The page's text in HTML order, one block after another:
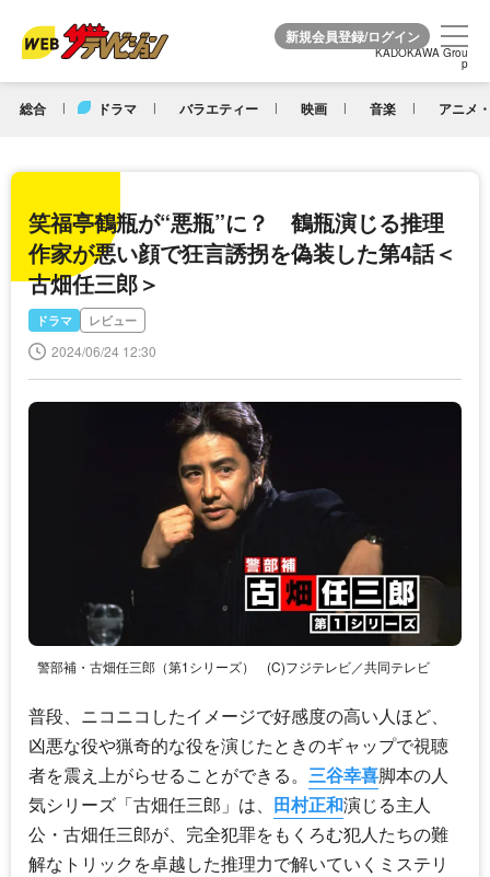
KADOKAWA Grou
p
総合 ドラマ バラエティー 映画 音楽 アニメ
KADOKAWA Grou
p
笑福亭鶴瓶が“悪瓶”に？ 鶴瓶演じる推理
作家が悪い顔で狂言誘拐を偽装した第4話＜
古畑任三郎＞
ドラマ レビュー
2024/06/24 12:30
警部補・古畑任三郎（第1シリーズ） (C)フジテレビ／共同テレビ
普段、ニコニコしたイメージで好感度の高い人ほど、
凶悪な役や猟奇的な役を演じたときのギャップで視聴
者を震え上がらせることができる。 三谷幸喜脚本の人
気シリーズ「古畑任三郎」は、 田村正和演じる主人
公・古畑任三郎が、完全犯罪をもくろむ犯人たちの難
解なトリックを卓越した推理力で解いていくミステリ